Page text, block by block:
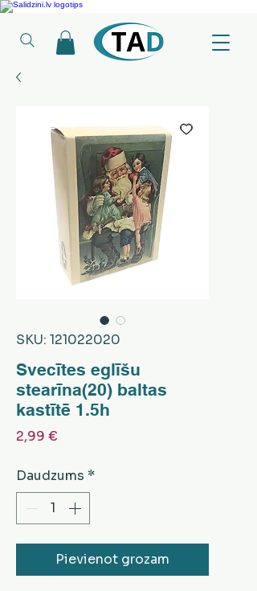
Ledusskapji, Sadzīves tehnika, Smaržas,
SKU: 121022020
Svecītes eglīšu
stearīna(20) baltas
kastītē 1.5h
2,99 €
Daudzums *
Pievienot grozam